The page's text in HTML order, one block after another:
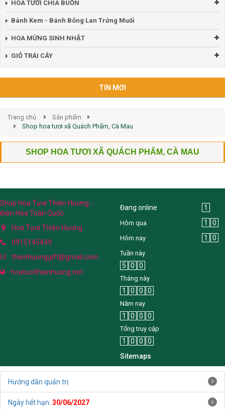
HOA TƯƠI CHIA BUỒN
Bánh Kem - Bánh Bông Lan Trứng Muối
HOA MỪNG SINH NHẬT
GIỎ TRÁI CÂY
TIN MỚI
Trang chủ
Sản phẩm
Shop hoa tươi xã Quách Phẩm, Cà Mau
SHOP HOA TƯƠI XÃ QUÁCH PHẨM, CÀ MAU
Shop Hoa Tươi Thiên Hương -
Điện Hoa Toàn Quốc
Hoa Tươi Thiên Hương
0915145439
thienhuonggift@gmail.com
hoatuoithienhuong.net
Đang online 1
Hôm qua 1 0
Hôm nay 1 0
Tuần này
5 0 0
Tháng này
1 0 0 0
Năm nay
1 0 0 0
Tổng truy cập
1 0 0
0
Sitemaps
Hướng dẫn quản trị
Ngày hết hạn: 30/06/2027